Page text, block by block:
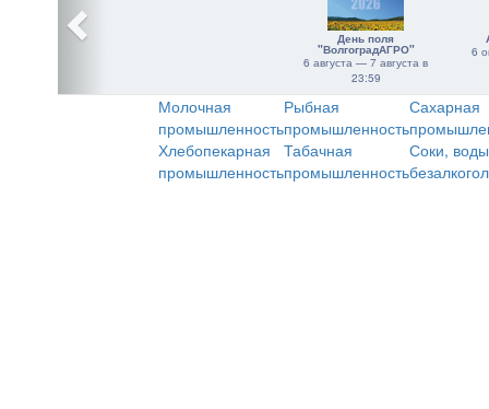
День поля
"ВолгоградАГРО"
6 августа — 7 августа в
23:59
6
Молочная
промышленность
Рыбная
промышленность
Сахарная
Хлебопекарная
промышленность
Табачная
промышленность
Соки,